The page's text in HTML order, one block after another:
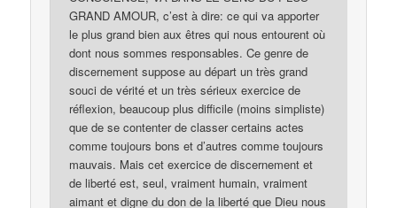
GRAND AMOUR, c’est à dire: ce qui va apporter
le plus grand bien aux êtres qui nous entourent où
dont nous sommes responsables. Ce genre de
discernement suppose au départ un très grand
souci de vérité et un très sérieux exercice de
réflexion, beaucoup plus difficile (moins simpliste)
que de se contenter de classer certains actes
comme toujours bons et d’autres comme toujours
mauvais. Mais cet exercice de discernement et
de liberté est, seul, vraiment humain, vraiment
aimant et digne du don de la liberté que Dieu nous